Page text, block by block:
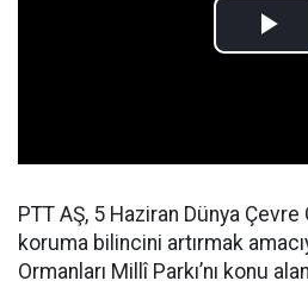
PTT AŞ, 5 Haziran Dünya Çevre
koruma bilincini artırmak
Ormanları Millî Parkı’nı konu